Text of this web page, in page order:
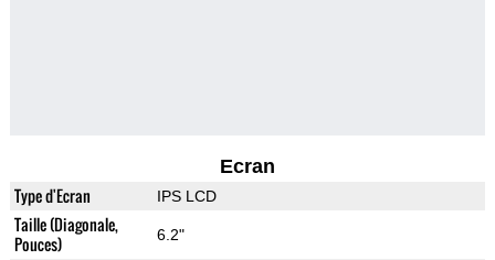
Ecran
Type d'Ecran IPS LCD
Taille (Diagonale,
Pouces)
6.2"